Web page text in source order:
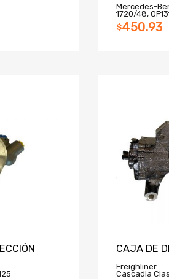
Mercedes-
1720/48,
$450.93
CAJA DE
Freighliner
Cascadia